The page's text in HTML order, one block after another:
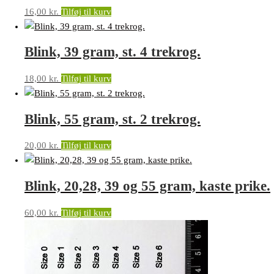
16,00 kr. Tilføj til kurv
Blink, 39 gram, st. 4 trekrog.
18,00 kr. Tilføj til kurv
Blink, 55 gram, st. 2 trekrog.
20,00 kr. Tilføj til kurv
Blink, 20,28, 39 og 55 gram, kaste prike.
60,00 kr. Tilføj til kurv